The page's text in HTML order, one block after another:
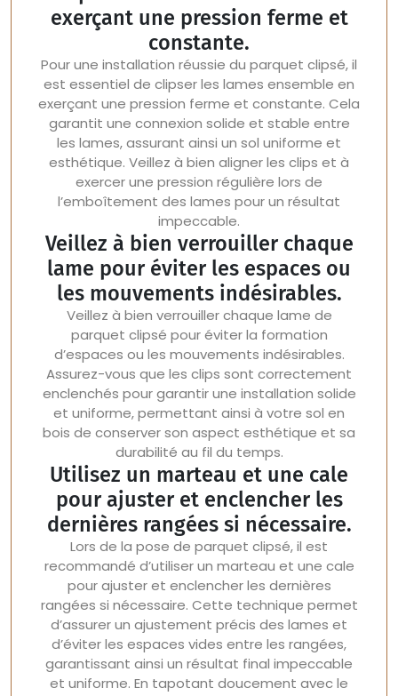
exerçant une pression ferme et
constante.
Pour une installation réussie du parquet clipsé, il
est essentiel de clipser les lames ensemble en
exerçant une pression ferme et constante. Cela
garantit une connexion solide et stable entre
les lames, assurant ainsi un sol uniforme et
esthétique. Veillez à bien aligner les clips et à
exercer une pression régulière lors de
l’emboîtement des lames pour un résultat
impeccable.
Veillez à bien verrouiller chaque
lame pour éviter les espaces ou
les mouvements indésirables.
Veillez à bien verrouiller chaque lame de
parquet clipsé pour éviter la formation
d’espaces ou les mouvements indésirables.
Assurez-vous que les clips sont correctement
enclenchés pour garantir une installation solide
et uniforme, permettant ainsi à votre sol en
bois de conserver son aspect esthétique et sa
durabilité au fil du temps.
Utilisez un marteau et une cale
pour ajuster et enclencher les
dernières rangées si nécessaire.
Lors de la pose de parquet clipsé, il est
recommandé d’utiliser un marteau et une cale
pour ajuster et enclencher les dernières
rangées si nécessaire. Cette technique permet
d’assurer un ajustement précis des lames et
d’éviter les espaces vides entre les rangées,
garantissant ainsi un résultat final impeccable
et uniforme. En tapotant doucement avec le